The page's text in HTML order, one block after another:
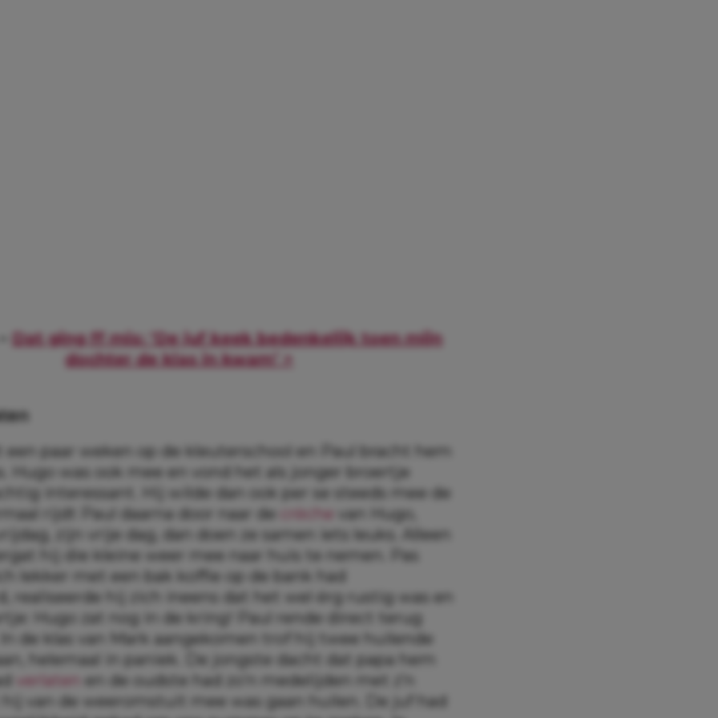
Dat ging ff mis: ‘De juf keek bedenkelijk toen mijn
dochter de klas in kwam’ >
een paar weken op de kleuterschool en Paul bracht hem
Hugo was ook mee en vond het als jonger broertje
interessant. Hij wilde dan ook per se steeds mee de
rijdt Paul daarna door naar de
crèche
van Hugo,
zijn vrije dag, dan doen ze samen iets leuks. Alleen
hij die kleine weer mee naar huis te nemen. Pas
lekker met een bak koffie op de bank had
realiseerde hij zich ineens dat het wel érg rustig was en
Hugo zat nog in de kring! Paul rende direct terug
In de klas van Mark aangekomen trof hij twee huilende
helemaal in paniek. De jongste dacht dat papa hem
verlaten
en de oudste had zo’n medelijden met z’n
hij van de weeromstuit mee was gaan huilen. De juf had